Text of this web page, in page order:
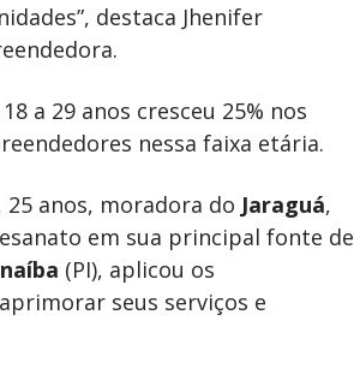
destaca Jhenifer
a 29 anos cresceu 25% nos
nessa faixa etária.
anos, moradora do Jaraguá,
em sua principal fonte de
(PI), aplicou os
seus serviços e